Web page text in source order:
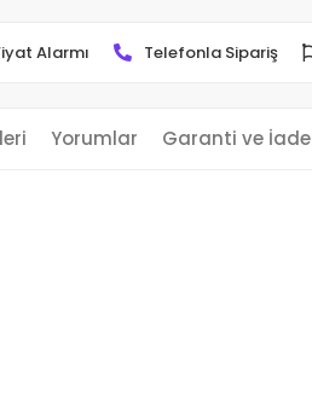
Alarmı Telefonla Sipariş
Yorumlar Garanti ve İade